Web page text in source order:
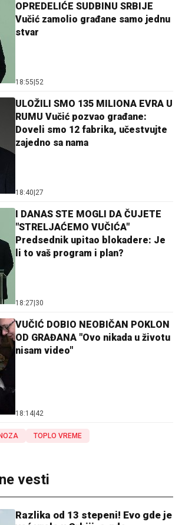
OPREDELIĆE SUDBINU SRBIJE
Vučić zamolio građane samo jednu
stvar
18:55 52
ULOŽILI SMO 135 MILIONA EVRA U
RUMU Vučić pozvao građane:
Doveli smo 12 fabrika, učestvujte
zajedno sa nama
18:40 27
I DANAS STE MOGLI DA ČUJETE
"STRELJAĆEMO VUČIĆA"
Predsednik upitao blokadere: Je
li to vaš program i plan?
18:27 30
VUČIĆ DOBIO NEOBIČAN POKLON
OD GRAĐANA "Ovo nikada u životu
nisam video"
18:14 42
TOPLO VREME
vesti
Razlika od 13 stepeni! Evo gde je